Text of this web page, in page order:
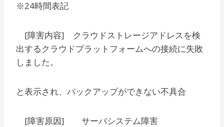
※24時間表記
[障害内容] クラウドストレージアドレスを検
出するクラウドプラットフォームへの接続に失敗
しました。
と表示され、バックアップができない不具合
[障害原因] サーバシステム障害